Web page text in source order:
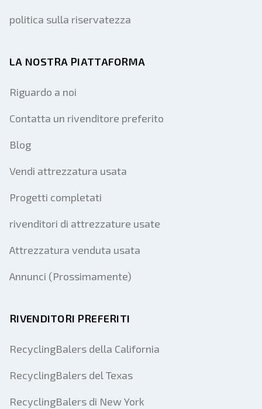
politica sulla riservatezza
LA NOSTRA PIATTAFORMA
Riguardo a noi
Contatta un rivenditore preferito
Blog
Vendi attrezzatura usata
Progetti completati
rivenditori di attrezzature usate
Attrezzatura venduta usata
Annunci (Prossimamente)
RIVENDITORI PREFERITI
RecyclingBalers della California
RecyclingBalers del Texas
RecyclingBalers di New York